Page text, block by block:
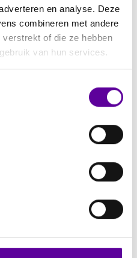
en analyse. Deze
combineren met andere
of die ze hebben
van hun services.